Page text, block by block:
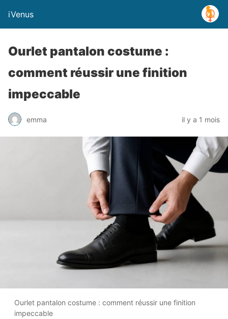
iVenus
Ourlet pantalon costume :
comment réussir une finition
impeccable
emma il y a 1 mois
Ourlet pantalon costume : comment réussir une finition
impeccable